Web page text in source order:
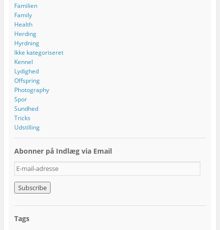
Familien
Family
Health
Herding
Hyrdning
Ikke kategoriseret
Kennel
Lydighed
Offspring
Photography
Spor
Sundhed
Tricks
Udstilling
Abonner på Indlæg via Email
E
-
m
a
i
-
Tags